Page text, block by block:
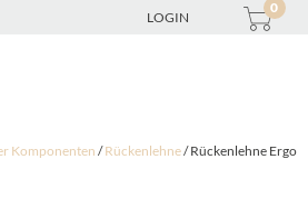
LOGIN
0
Komponenten /Rückenlehne/ Rückenlehne Ergo